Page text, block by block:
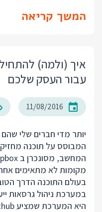
המשך קריאה
עבור העסק שלכם
11/08/2016
יותר מדי חברים שלי
המבוסס על תוכנה
מקומות לא מתאימים
בעולם התוכנה הדרך
במערכת ניהול גרסאות
היא המערכת שמציע Github.